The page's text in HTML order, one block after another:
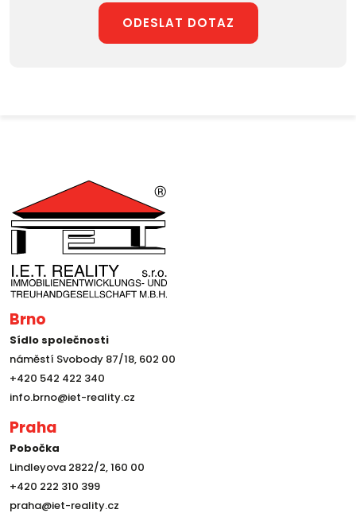
ODESLAT DOTAZ
Brno
Sídlo společnosti
náměstí Svobody 87/18, 602 00
+420 542 422 340
info.brno@iet-reality.cz
Praha
Pobočka
Lindleyova 2822/2, 160 00
+420 222 310 399
praha@iet-reality.cz